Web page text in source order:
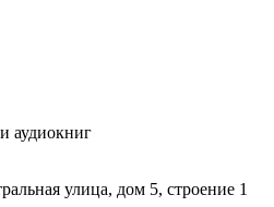
аудиокниг
улица, дом 5, строение 1